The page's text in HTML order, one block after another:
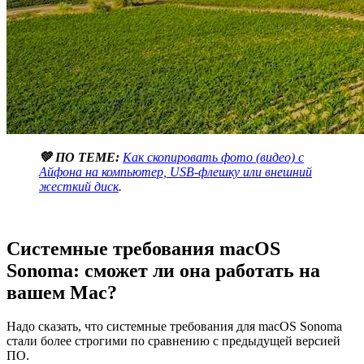
💚 ПО ТЕМЕ: Как скопировать фото (видео) с
Айфона на компьютер, USB-флешку или внешний
жесткий диск.
Системные требования macOS
Sonoma: сможет ли она работать на
вашем Mac?
Надо сказать, что системные требования для macOS Sonoma
стали более строгими по сравнению с предыдущей версией
ПО.